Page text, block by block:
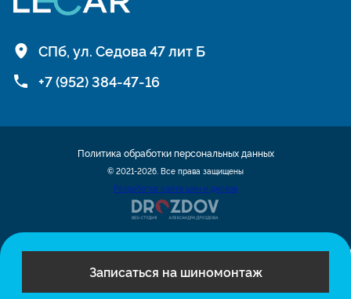
Записаться на шиномонтаж
СПб, ул. Седова 47 лит Б
+7 (952) 384-47-16
© 2021-2026. Все права защищены
Разработка сайта шин и дисков
Политика обработки персональных данных